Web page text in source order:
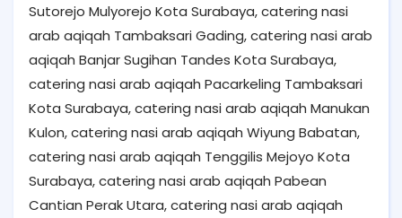
Sutorejo Mulyorejo Kota Surabaya, catering nasi
arab aqiqah Tambaksari Gading, catering nasi arab
aqiqah Banjar Sugihan Tandes Kota Surabaya,
catering nasi arab aqiqah Pacarkeling Tambaksari
Kota Surabaya, catering nasi arab aqiqah Manukan
Kulon, catering nasi arab aqiqah Wiyung Babatan,
catering nasi arab aqiqah Tenggilis Mejoyo Kota
Surabaya, catering nasi arab aqiqah Pabean
Cantian Perak Utara, catering nasi arab aqiqah